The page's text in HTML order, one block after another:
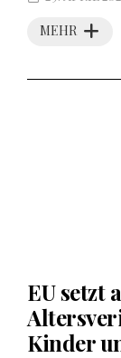
MEHR
EU setzt
Kinder